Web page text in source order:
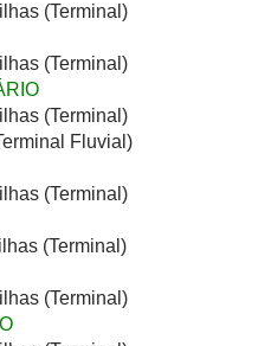
(Terminal)
(Terminal)
(Terminal)
Fluvial)
(Terminal)
(Terminal)
(Terminal)